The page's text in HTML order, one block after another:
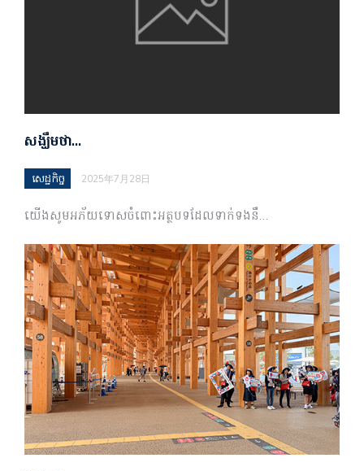
សង្ឃឹមថា…
សេដ្ឋកិច្ច 2025年7月28日
យើងសូមអភ័យទោសចំពោះអត្ថបទដែលទាក់ទងនឹ…